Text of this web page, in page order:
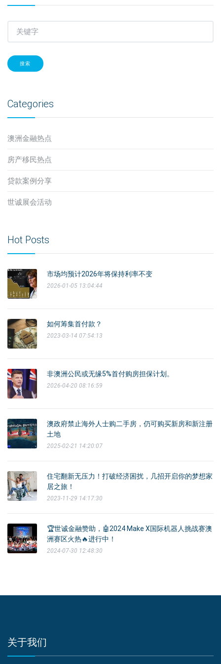
搜索
Categories
澳洲金融热点
房产移民热点
贷款案例分享
世诚展会活动
Hot Posts
市场均预计2026年将保持利率不变
2026-01-05 13:04:44
如何筹集首付款？
2023-03-14 07:54:13
非澳洲公民或无缘5%首付购房担保计划。
2026-04-20 08:16:59
澳政府禁止海外人士购二手房，仍可购买新房和新注册
土地
2025-02-21 14:20:07
住宅翻新无压力！打破经济困扰，几招开启你的梦想家
居之旅！
2023-11-29 14:17:30
🏆世诚金融赞助，🤖2024 Make X国际机器人挑战赛澳
洲赛区火热🔥进行中！
2024-07-30 12:48:30
关于我们